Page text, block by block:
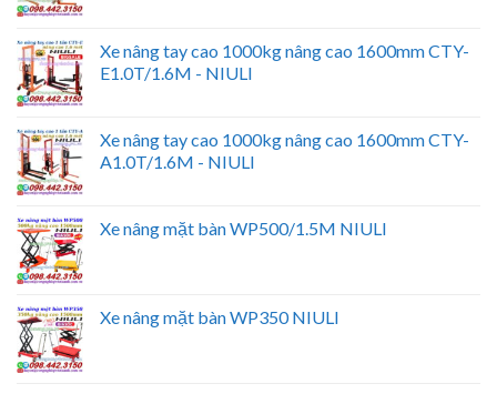
Xe nâng tay cao 1000kg nâng cao 1600mm CTY-
E1.0T/1.6M - NIULI
Xe nâng tay cao 1000kg nâng cao 1600mm CTY-
A1.0T/1.6M - NIULI
Xe nâng mặt bàn WP500/1.5M NIULI
Xe nâng mặt bàn WP350 NIULI